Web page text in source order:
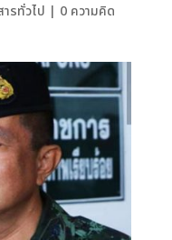
ารทั่วไป | 0 ความคิด